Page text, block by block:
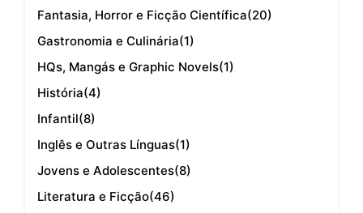
Fantasia, Horror e Ficção Científica(20)
Gastronomia e Culinária(1)
HQs, Mangás e Graphic Novels(1)
História(4)
Infantil(8)
Inglês e Outras Línguas(1)
Jovens e Adolescentes(8)
Literatura e Ficção(46)